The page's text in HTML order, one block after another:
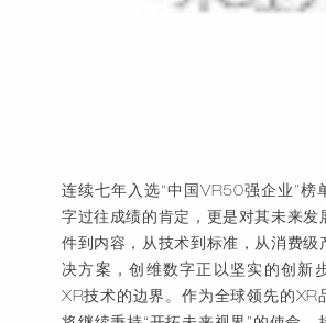
连续七年入选“中国VR50强企业”榜
字过往成绩的肯定，更是对其未来发
件到内容，从技术到标准，从消费级
决方案，创维数字正以坚实的创新
XR技术的边界。作为全球领先的XR